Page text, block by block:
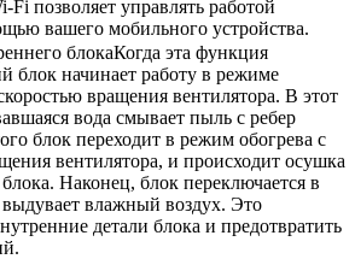
позволяет управлять работой
вашего мобильного устройства.
блокаКогда эта функция
блок начинает работу в режиме
вращения вентилятора. В этот
вода смывает пыль с ребер
блок переходит в режим обогрева с
вентилятора, и происходит осушка
Наконец, блок переключается в
влажный воздух. Это
детали блока и предотвратить